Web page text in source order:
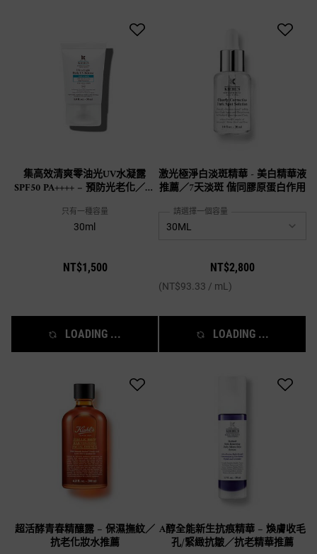
集高效清爽零油光UV水凝露
SPF50 PA++++ – 預防光老化／防
只有一種容量
30ml
NT$1,500
LOADING ...
激光極淨白淡斑精華 - 美白精華液
推薦／7天淡斑 偕同膠原蛋白作用
請選擇一個容量
NT$2,800
(NT$93.33 / mL)
LOADING ...
超活酵青春精釀露 – 保濕撫紋／
抗老化妝水推薦
A醇全能新生抗痕精華 – 煥膚收毛
孔/緊緻抗皺／抗老精華推薦